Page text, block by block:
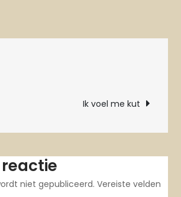
Ik voel me kut
reactie
niet gepubliceerd. Vereiste velden